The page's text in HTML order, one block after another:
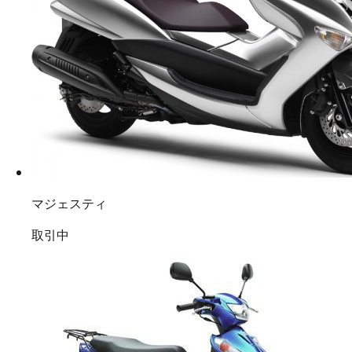
マジェスティ
取引中